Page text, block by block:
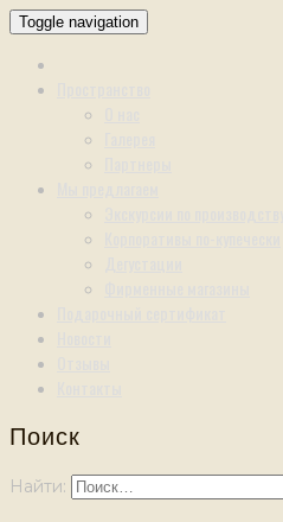
Toggle navigation
Поиск
Найти: